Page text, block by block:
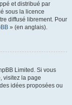
et distribué par
sous la licence
diffusé librement. Pour
» (en anglais).
Limited. Si vous
visitez la page
idées proposées ou